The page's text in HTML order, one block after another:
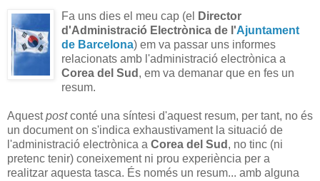
Fa uns dies el meu cap (el
Director
d'Administració Electrònica de l'Ajuntament
de Barcelona) em va passar uns informes
relacionats amb l'administració electrònica a
Corea del Sud , em va demanar que en fes un
resum.
Aquestpostconté una síntesi d'aquest resum, per tant, no és
un document on s'indica exhaustivament la situació de
l'administració electrònica a Corea del Sud , no tinc (ni
pretenc tenir) coneixement ni prou experiència per a
realitzar aquesta tasca. És només un resum... amb alguna